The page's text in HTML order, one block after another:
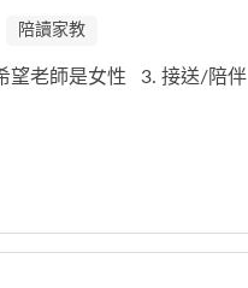
陪讀家教
望老師是女性 3. 接送/陪伴